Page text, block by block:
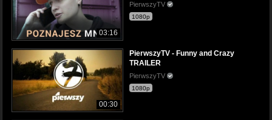
03:16
PierwszyTV
1080p
00:30
PierwszyTV - Funny and Crazy
TRAILER
PierwszyTV
1080p